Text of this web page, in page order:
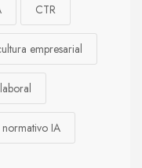
CTR
empresarial
IA